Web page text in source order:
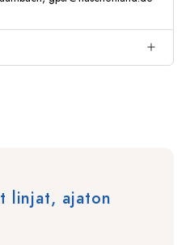
linjat, ajaton